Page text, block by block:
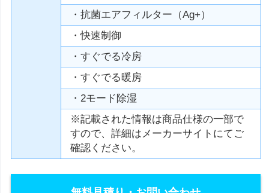
・抗菌エアフィルター（Ag+）
・快速制御
・すぐでる冷房
・すぐでる暖房
・2モード除湿
※記載された情報は商品仕様の一部で
すので、詳細はメーカーサイトにてご
確認ください。